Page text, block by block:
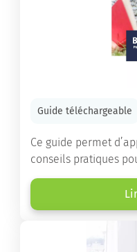
Guide téléchargeable
Ce guide permet
conseils pratiques
leur offre une mine
améliorer sa santé